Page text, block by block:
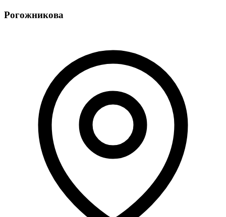
Рогожникова